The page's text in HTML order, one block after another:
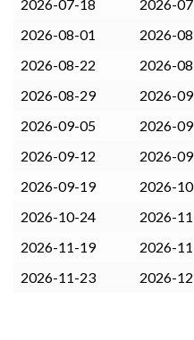
2026-07-18
2026-
2026-08-01
2026-
2026-08-22
2026-
2026-08-29
2026-
2026-09-05
2026-
2026-09-12
2026-
2026-09-19
2026-
2026-10-24
2026-
2026-11-19
2026-
2026-11-23
2026-